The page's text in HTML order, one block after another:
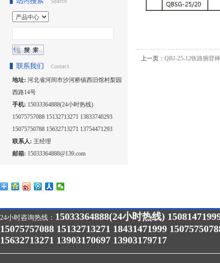
地址: 河北省河间市沙河桥镇西旧馆村梨园
西路14号
手机: 15033364888(24小时热线)
15075757088 15132713271 13833740293
15075750788 15632713271 13754471293
联系人: 王经理
邮箱: 15033364888@139.com
上一页： QBJ-25-12铁路腕臂
24小时咨询热线： 15033364888(24小时热线)
15075757088 15132713271 18431471999
15632713271 13903170697 13903179717